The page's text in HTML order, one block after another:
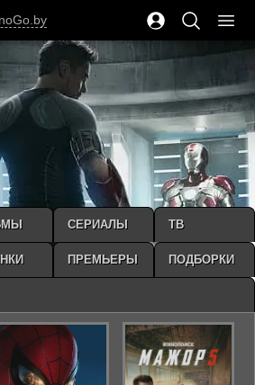
СЕРИАЛЫ ТВ
ПРЕМЬЕРЫ ПОДБОРКИ